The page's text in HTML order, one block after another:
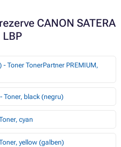
CANON SATERA
LBP
Toner TonerPartner PREMIUM,
Toner, black (negru)
cyan
yellow (galben)